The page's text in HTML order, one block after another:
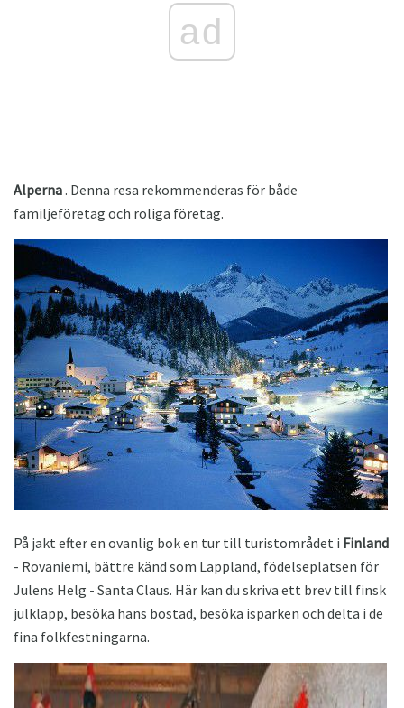
ad
Alperna. Denna resa rekommenderas för både
familjeföretag och roliga företag.
På jakt efter en ovanlig bok en tur till turistområdet i Finland
- Rovaniemi, bättre känd som Lappland, födelseplatsen för
Julens Helg - Santa Claus. Här kan du skriva ett brev till finsk
julklapp, besöka hans bostad, besöka isparken och delta i de
fina folkfestningarna.